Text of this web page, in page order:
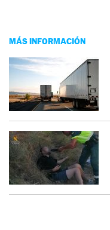
MÁS INFORMACIÓN